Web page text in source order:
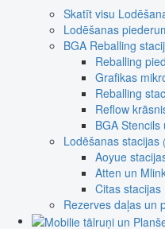
Skatīt visu
Lodēšanas
BGA Reballing
Reballing
Grafikas
Reballing
Reflow
BGA
Lodēšanas stacijas
Aoyue
Atten un
Citas stacijas
Rezerves daļas un